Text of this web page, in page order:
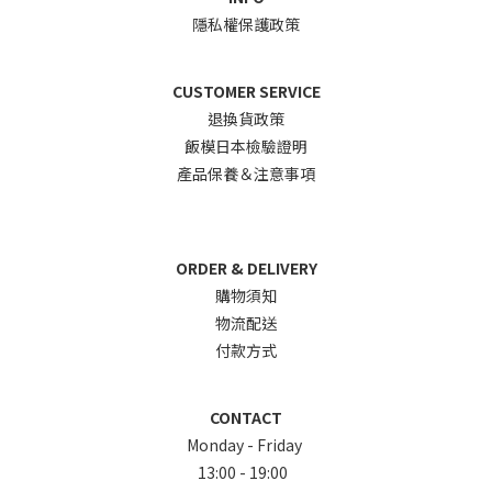
隱私權保護政策
CUSTOMER SERVICE
退換貨政策
飯模日本檢驗證明
產品保養＆注意事項
ORDER & DELIVERY
購物須知
物流配送
付款方式
CONTACT
Monday - Friday
13:00 - 19:00